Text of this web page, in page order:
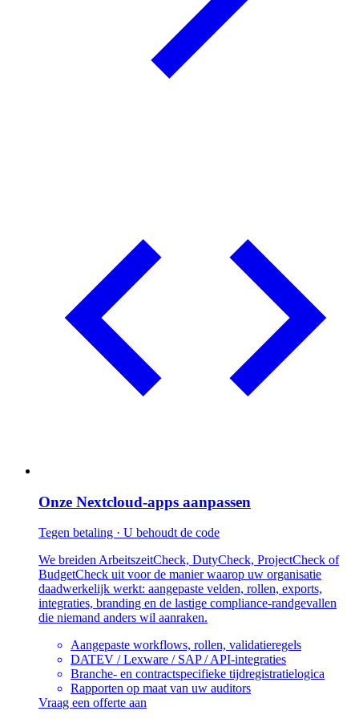
Onze Nextcloud-apps aanpassen
Tegen betaling · U behoudt de code
We breiden ArbeitszeitCheck, DutyCheck, ProjectCheck of
BudgetCheck uit voor de manier waarop uw organisatie
daadwerkelijk werkt: aangepaste velden, rollen, exports,
integraties, branding en de lastige compliance-randgevallen
die niemand anders wil aanraken.
Aangepaste workflows, rollen, validatieregels
DATEV / Lexware / SAP / API-integraties
Branche- en contractspecifieke tijdregistratielogica
Rapporten op maat van uw auditors
Vraag een offerte aan